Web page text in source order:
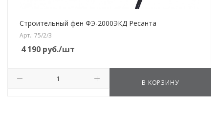
Строительный фен ФЭ-2000ЭКД Ресанта
Арт.: 75/2/3
4 190 руб./шт
В КОРЗИНУ